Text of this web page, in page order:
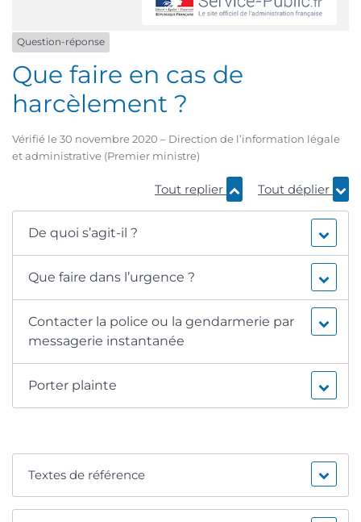
Question-réponse
Que faire en cas de
harcèlement ?
Vérifié le 30 novembre 2020 – Direction de l’information légale
et administrative (Premier ministre)
Tout replier Tout déplier
De quoi s’agit-il ?
Que faire dans l’urgence ?
Contacter la police ou la gendarmerie par
messagerie instantanée
Porter plainte
Textes de référence